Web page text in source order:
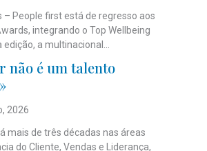
– People first está de regresso aos
integrando o Top Wellbeing
edição, a multinacional...
não é um talento
2026
mais de três décadas nas áreas
do Cliente, Vendas e Liderança,